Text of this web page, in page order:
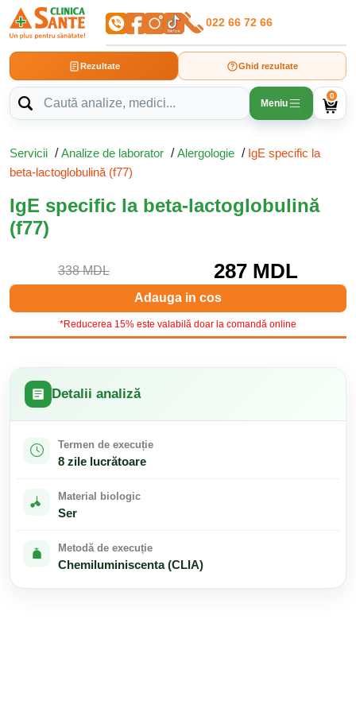
022 66 72 66
Rezultate Ghid rezultate
Meniu
0
Servicii /Analize de laborator /Alergologie / IgE specific la
beta-lactoglobulină (f77)
IgE specific la beta-lactoglobulină
(f77)
338 MDL 287 MDL
Adauga in cos
*Reducerea 15% este valabilă doar la comandă online
Detalii analiză
Termen de execuție
8 zile lucrătoare
Material biologic
Ser
Metodă de execuție
Chemiluminiscenta (CLIA)